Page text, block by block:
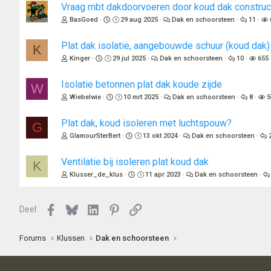
Vraag mbt dakdoorvoeren door koud dak
BasGoed 29 aug 2025 Dak en schoorsteen 11
K Plat dak isolatie, aangebouwde schuur (koud dak)
Kinger 29 jul 2025 Dak en schoorsteen 10 655
W Isolatie betonnen plat dak koude zijde
Wiebelwie 10 mrt 2025 Dak en schoorsteen 8
G Plat dak, koud isoleren met luchtspouw?
GlamourSterBert 13 okt 2024 Dak en schoorsteen
K Ventilatie bij isoleren plat koud dak
Klusser_de_klus 11 apr 2023 Dak en schoorsteen
Deel: Facebook
BlueskyLinkedInPinterest
Link
Forums Klussen Dak en schoorsteen